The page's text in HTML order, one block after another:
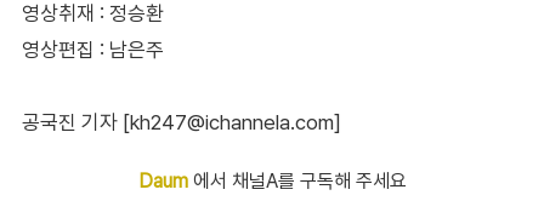
영상취재 : 정승환
영상편집 : 남은주
공국진 기자 [kh247@ichannela.com]
Daum에서 채널A를 구독해 주세요